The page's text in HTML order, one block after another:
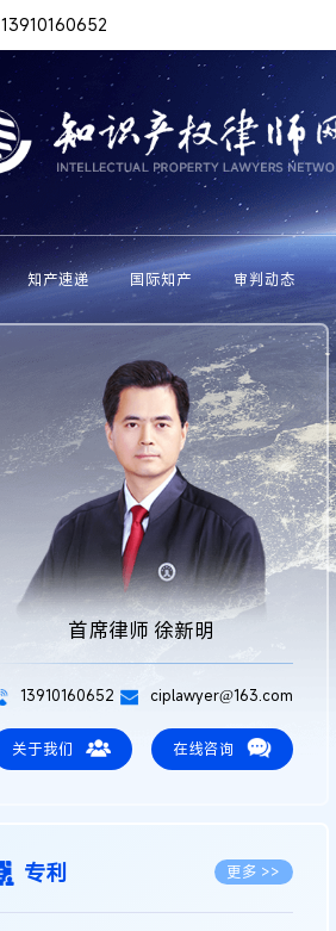
13910160652
知产速递 国际知产 审判动态
首席律师 徐新明
13910160652 ciplawyer@163.com
关于我们 在线咨询
专利 更多 >>